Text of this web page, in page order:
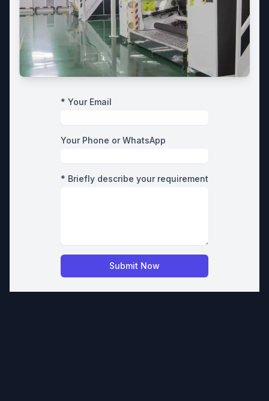
* Your Email
Your Phone or WhatsApp
* Briefly describe your requirement
Submit Now